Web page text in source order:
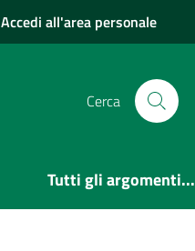
Accedi all'area personale
Cerca
Tutti gli argomenti...